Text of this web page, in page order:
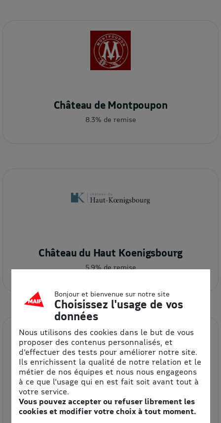
Château de Montpoupon
8.3% de remise
Château du Haut Koenigsbourg
5.9% de remise
Château du Rivau
20% de remise
Bonjour et bienvenue sur notre site
Choisissez l'usage de vos
données
Nous utilisons des cookies dans le but de vous
proposer des contenus personnalisés, et
d'effectuer des tests pour améliorer notre site.
Ils enrichissent la qualité de notre relation et le
métier de nos équipes et nous nous engageons
à ce que l'usage qui en est fait soit avant tout à
votre service.
Vous pouvez accepter ou refuser librement les
cookies et modifier votre choix à tout moment.